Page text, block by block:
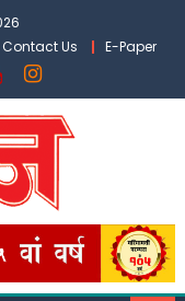
Contact Us E-Paper